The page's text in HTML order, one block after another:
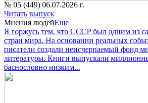
№ 05 (449) 06.07.2026 г.
Читать выпуск
Мнения людейЕще
Я горжусь тем, что СССР был одним из
стран мира. На основании реальных
писатели создали неисчерпаемый фонд
литературы. Книги выпускали
баснословно низким...